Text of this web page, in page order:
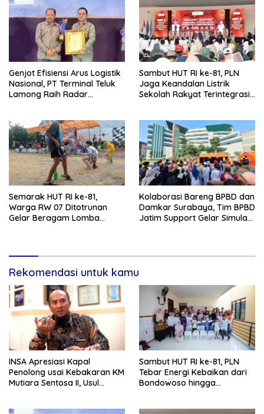
Genjot Efisiensi Arus Logistik
Nasional, PT Terminal Teluk
Lamong Raih Radar
Sambut HUT RI ke-81, PLN
Jaga Keandalan Listrik
Sekolah Rakyat Terintegrasi 1
Semarak HUT RI ke-81,
Warga RW 07 Ditotrunan
Gelar Beragam Lomba
Kolaborasi Bareng BPBD dan
Damkar Surabaya, Tim BPBD
Jatim Support Gelar Simulasi
Rekomendasi untuk kamu
INSA Apresiasi Kapal
Penolong usai Kebakaran KM
Mutiara Sentosa II, Usul
Sambut HUT RI ke-81, PLN
Tebar Energi Kebaikan dari
Bondowoso hingga